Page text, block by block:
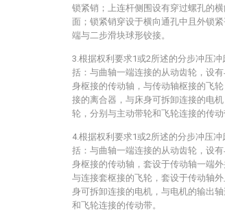
锁紧销；上连杆侧围设有穿过螺孔的
面；锁紧销穿设于横向通孔中且外锁
端与二步滑块球形铰接。
3.根据权利要求1或2所述的分步冲压
括：与曲轴一端连接的从动齿轮，设
身枢接的传动轴，与传动轴枢接的飞
接的离合器，与床身可拆卸连接的电
轮，分别与主动带轮和飞轮连接的传动
4.根据权利要求1或2所述的分步冲压
括：与曲轴一端连接的从动齿轮，设
身枢接的传动轴，套设于传动轴一端
与连接套枢接的飞轮，套设于传动轴
身可拆卸连接的电机，与电机的输出
和飞轮连接的传动带。